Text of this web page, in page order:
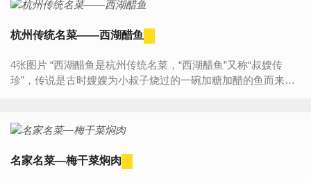
杭州传统名菜——西湖醋鱼
4张图片 “西湖醋鱼是杭州传统名菜，“西湖醋鱼”又称“叔嫂传
珍”，传说是古时嫂嫂为小叔子烧过的一碗加糖加醋的鱼而来。
名家名菜—梅干菜焖肉